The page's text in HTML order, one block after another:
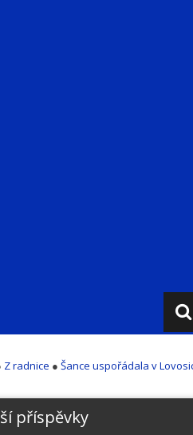
Z radnice ● Šance uspořádala v Lovosicích velikonoční
příspěvky